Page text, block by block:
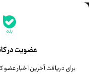
عضویت در
برای دریافت آخرین اخبار عضو
جدیدترین قیمت‌ها